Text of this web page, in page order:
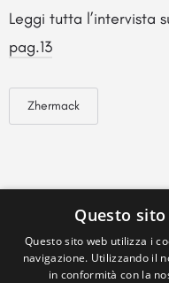
Leggi tutta l’intervista
pag.13
Zhermack
Questo
Questo sito web utilizza i
navigazione. Utilizzando il
in conformità con la